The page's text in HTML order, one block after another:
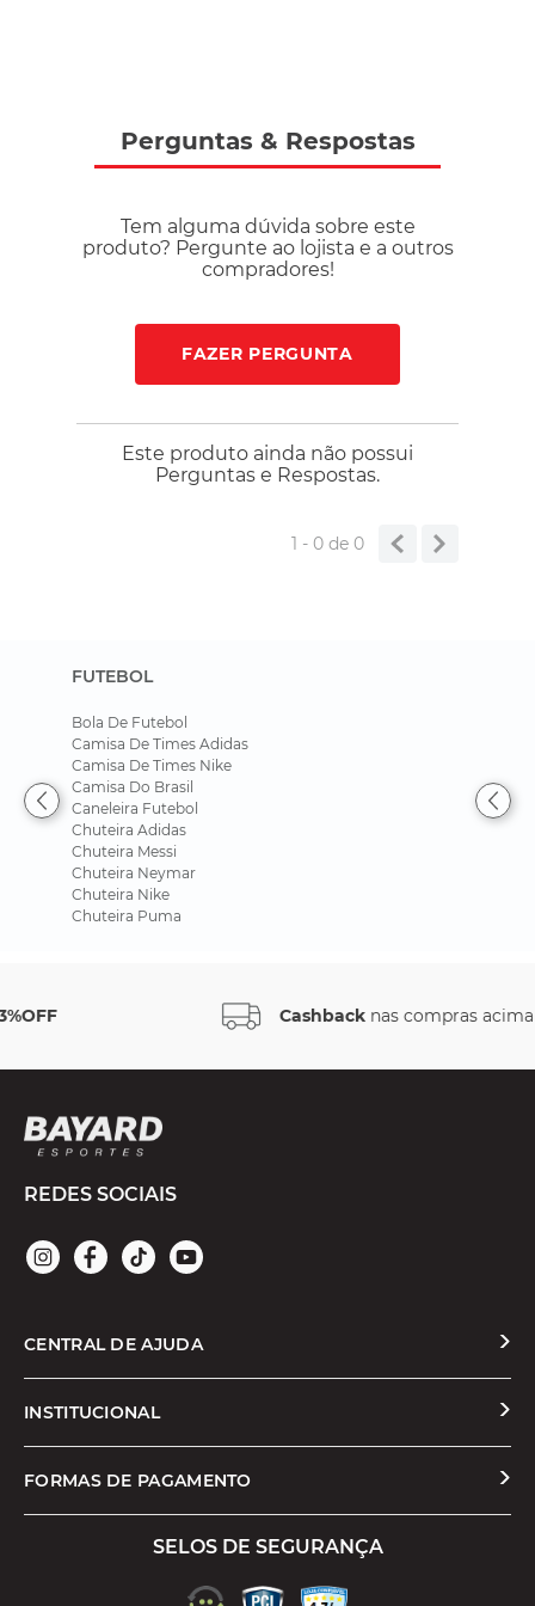
Perguntas & Respostas
Tem alguma dúvida sobre este
produto? Pergunte ao lojista e a outros
compradores!
FAZER PERGUNTA
Este produto ainda não possui
Perguntas e Respostas.
1 - 0de 0
FUTEBOL
Bola De Futebol
Camisa De Times Adidas
Camisa De Times Nike
Camisa Do Brasil
Caneleira Futebol
Chuteira Adidas
Chuteira Messi
Chuteira Neymar
Chuteira Nike
Chuteira Puma
nas compras acima de R$ 500*
REDES SOCIAIS
CENTRAL DE AJUDA
Solicitar Troca ou Devolução
Formas de Pagamento
INSTITUCIONAL
Quem Somos
FORMAS DE PAGAMENTO
SELOS DE SEGURANÇA